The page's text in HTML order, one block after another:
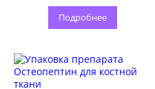
Подробнее